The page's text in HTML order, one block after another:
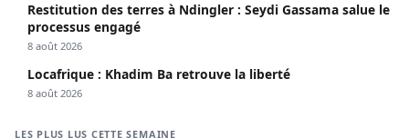
Restitution des terres à Ndingler : Seydi Gassama salue le
processus engagé
8 août 2026
Locafrique : Khadim Ba retrouve la liberté
8 août 2026
LES PLUS LUS CETTE SEMAINE